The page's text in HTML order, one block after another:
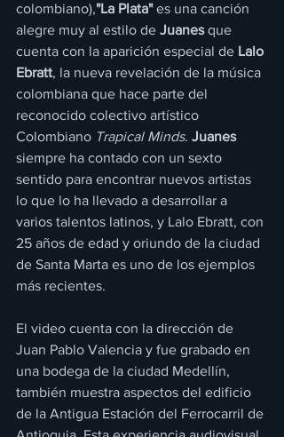
colombiano),"La Plata" es una canción
alegre muy al estilo de Juanes que
cuenta con la aparición especial de Lalo
Ebratt, la nueva revelación de la música
colombiana que hace parte del
reconocido colectivo artístico
Colombiano Trapical Minds. Juanes
siempre ha contado con un sexto
sentido para encontrar nuevos artistas
lo que lo ha llevado a desarrollar a
varios talentos latinos, y Lalo Ebratt, con
25 años de edad y oriundo de la ciudad
de Santa Marta es uno de los ejemplos
más recientes.
El video cuenta con la dirección de
Juan Pablo Valencia y fue grabado en
una bodega de la ciudad Medellín,
también muestra aspectos del edificio
de la Antigua Estación del Ferrocarril de